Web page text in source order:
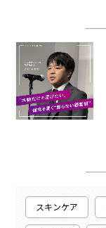
スキンケア